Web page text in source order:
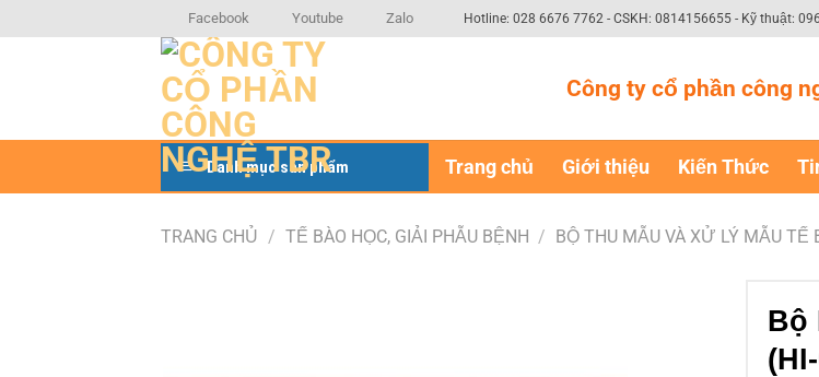
qua
Facebook Youtube Zalo Hotline: 028 6676 7762 - CSKH: 0814156655 - Kỹ thuật:
Công ty cổ phần công
Danh mục sản phẩm Trang chủ Giới thiệu Kiến Thức
TRANG CHỦ / TẾ BÀO HỌC, GIẢI PHẪU BỆNH / BỘ THU MẪU VÀ XỬ LÝ MẪU TẾ
Bộ